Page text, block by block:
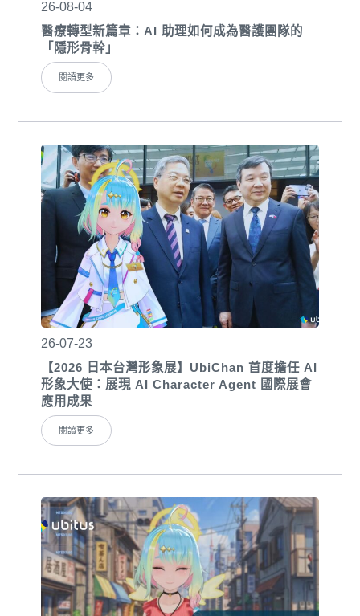
26-08-04
醫療轉型新篇章：AI 助理如何成為醫護團隊的
「隱形骨幹」
閱讀更多
26-07-23
【2026 日本台灣形象展】UbiChan 首度擔任 AI
形象大使：展現 AI Character Agent 國際展會
應用成果
閱讀更多